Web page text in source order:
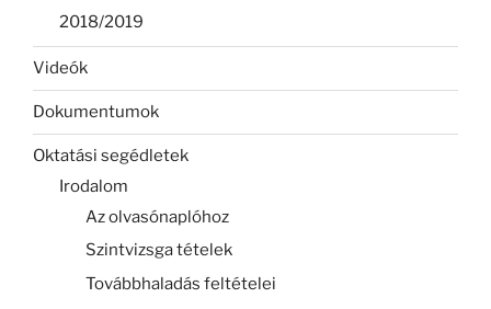
2018/2019
Videók
Dokumentumok
Oktatási segédletek
Irodalom
Az olvasónaplóhoz
Szintvizsga tételek
Továbbhaladás feltételei